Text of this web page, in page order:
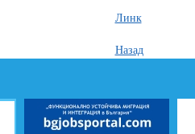
Линк
Назад